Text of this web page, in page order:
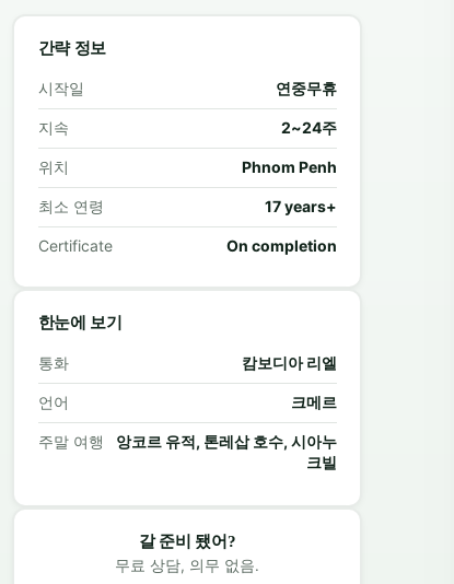
간략 정보
시작일 연중무휴
지속 2~24주
위치 Phnom Penh
최소 연령 17 years+
Certificate On completion
한눈에 보기
통화 캄보디아 리엘
언어 크메르
주말 여행
앙코르 유적, 톤레삽 호수, 시아누
크빌
갈 준비 됐어?
무료 상담, 의무 없음.